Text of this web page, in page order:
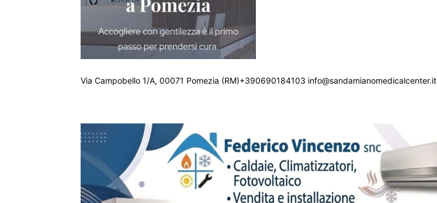
Via Campobello 1/A, 00071 Pomezia (RM)+390690184103 info@sandamianomedicalcenter.it